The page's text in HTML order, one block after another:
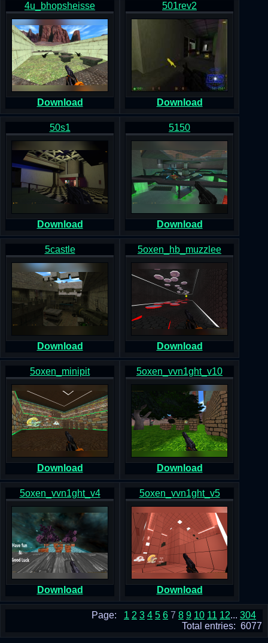
4u_bhopsheisse
Download
501rev2
Download
50s1
Download
5150
Download
5castle
Download
5oxen_hb_muzzlee
Download
5oxen_minipit
Download
5oxen_vvn1ght_v10
Download
5oxen_vvn1ght_v4
Download
5oxen_vvn1ght_v5
Download
Page: 1 2 3 4 5 6 7 8 9 10 11 12... 304
Total entries: 6077